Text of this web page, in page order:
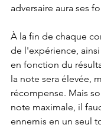
adversaire aura ses
À la fin de chaque
de l'expérience,
en fonction du
la note sera élevée,
récompense. Mais
note maximale, il
ennemis en un seul